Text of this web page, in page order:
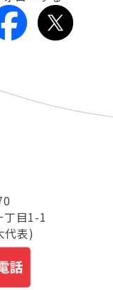
丁目1-1
代表)